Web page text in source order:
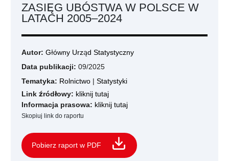
ZASIĘG UBÓSTWA W POLSCE W
LATACH 2005–2024
Autor: Główny Urząd Statystyczny
Data publikacji: 09/2025
Tematyka: Rolnictwo | Statystyki
Link źródłowy: kliknij tutaj
Informacja prasowa: kliknij tutaj
Skopiuj link do raportu
Pobierz raport w PDF